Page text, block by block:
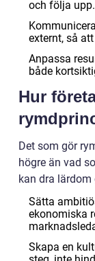
och följa upp.
externt, så
Anpassa
både
Hur
Det som gör
högre än vad
kan dra lärdom
Sätta
ekonomiska
Skapa en